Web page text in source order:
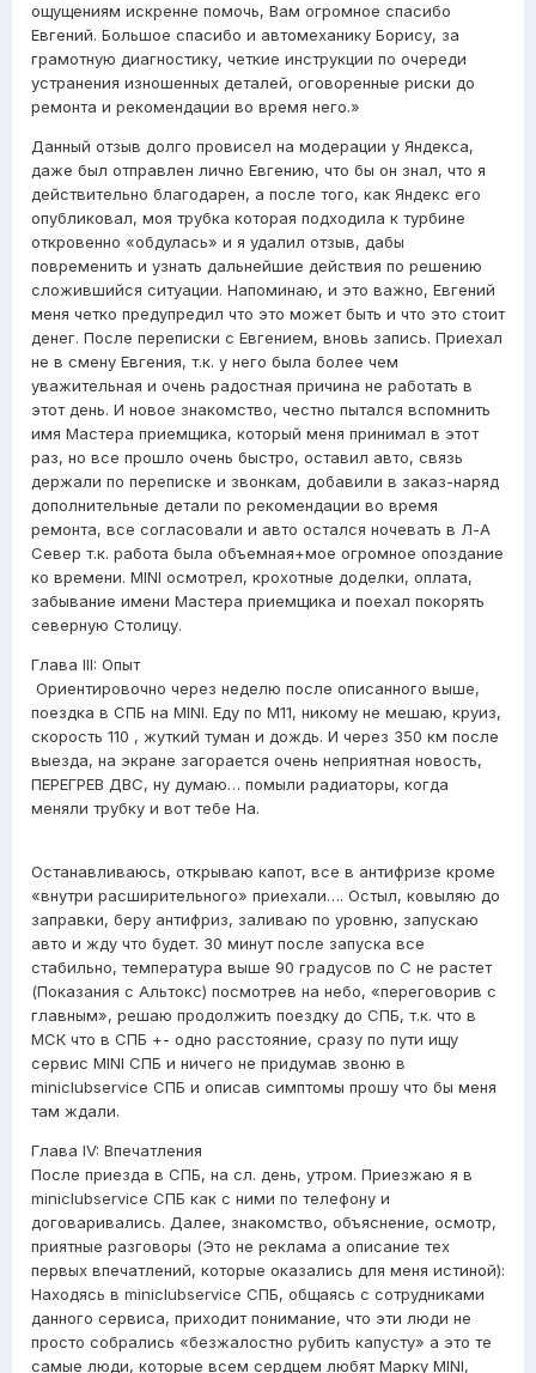
ощущениям искренне помочь, Вам огромное спасибо
Евгений. Большое спасибо и автомеханику Борису, за
грамотную диагностику, четкие инструкции по очереди
устранения изношенных деталей, оговоренные риски до
ремонта и рекомендации во время него.»
Данный отзыв долго провисел на модерации у Яндекса,
даже был отправлен лично Евгению, что бы он знал, что я
действительно благодарен, а после того, как Яндекс его
опубликовал, моя трубка которая подходила к турбине
откровенно «обдулась» и я удалил отзыв, дабы
повременить и узнать дальнейшие действия по решению
сложившийся ситуации. Напоминаю, и это важно, Евгений
меня четко предупредил что это может быть и что это стоит
денег. После переписки с Евгением, вновь запись. Приехал
не в смену Евгения, т.к. у него была более чем
уважительная и очень радостная причина не работать в
этот день. И новое знакомство, честно пытался вспомнить
имя Мастера приемщика, который меня принимал в этот
раз, но все прошло очень быстро, оставил авто, связь
держали по переписке и звонкам, добавили в заказ-наряд
дополнительные детали по рекомендации во время
ремонта, все согласовали и авто остался ночевать в Л-А
Север т.к. работа была объемная+мое огромное опоздание
ко времени. MINI осмотрел, крохотные доделки, оплата,
забывание имени Мастера приемщика и поехал покорять
северную Столицу.
Глава III: Опыт
Ориентировочно через неделю после описанного выше,
поездка в СПБ на MINI. Еду по М11, никому не мешаю, круиз,
скорость 110 , жуткий туман и дождь. И через 350 км после
выезда, на экране загорается очень неприятная новость,
ПЕРЕГРЕВ ДВС, ну думаю… помыли радиаторы, когда
меняли трубку и вот тебе На.
Останавливаюсь, открываю капот, все в антифризе кроме
«внутри расширительного» приехали…. Остыл, ковыляю до
заправки, беру антифриз, заливаю по уровню, запускаю
авто и жду что будет. 30 минут после запуска все
стабильно, температура выше 90 градусов по С не растет
(Показания с Альтокс) посмотрев на небо, «переговорив с
главным», решаю продолжить поездку до СПБ, т.к. что в
МСК что в СПБ +- одно расстояние, сразу по пути ищу
сервис MINI СПБ и ничего не придумав звоню в
miniclubservice СПБ и описав симптомы прошу что бы меня
там ждали.
Глава IV: Впечатления
После приезда в СПБ, на сл. день, утром. Приезжаю я в
miniclubservice СПБ как с ними по телефону и
договаривались. Далее, знакомство, объяснение, осмотр,
приятные разговоры (Это не реклама а описание тех
первых впечатлений, которые оказались для меня истиной):
Находясь в miniclubservice СПБ, общаясь с сотрудниками
данного сервиса, приходит понимание, что эти люди не
просто собрались «безжалостно рубить капусту» а это те
самые люди, которые всем сердцем любят Марку MINI,